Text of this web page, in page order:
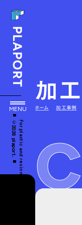
MENU
For plastic and resin machining, choose Plaport.
©2026 plaport.
加
ホーム 加工事例